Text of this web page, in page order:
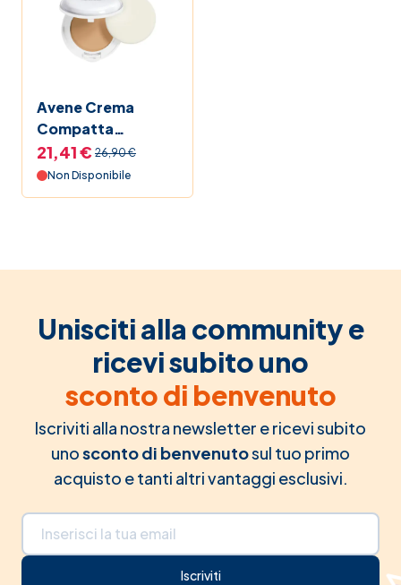
Avene Crema
Compatta
Colorata Comfort
Naturale
21,41 € 26,90 €
Non Disponibile
Unisciti alla community e
ricevi subito uno
sconto di benvenuto
Iscriviti alla nostra newsletter e ricevi subito
unosconto di benvenutosul tuo primo
acquisto e tanti altri vantaggi esclusivi.
Indirizzo email
Iscriviti